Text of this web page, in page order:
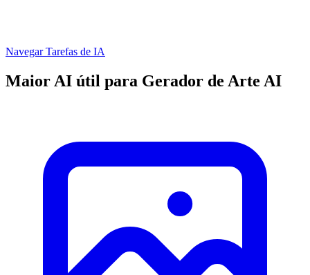
Navegar Tarefas de IA
Maior AI útil para Gerador de Arte AI